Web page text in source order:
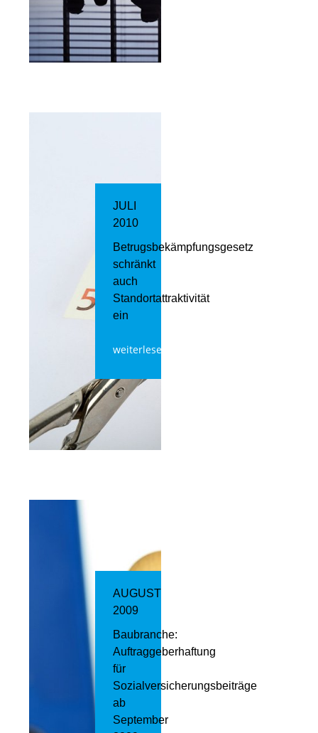
JULI
2010
Betrugsbekämpfungsgesetz
schränkt
auch
Standortattraktivität
ein
weiterlesen
AUGUST
2009
Baubranche:
Auftraggeberhaftung
für
Sozialversicherungsbeiträge
ab
September